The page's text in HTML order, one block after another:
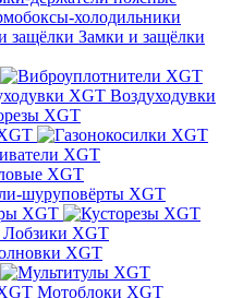
холодильники
Замки и защёлки
Воздуходувки
XGT
XGT
шуруповёрты XGT
XGT
Лобзики XGT
XGT
Мотоблоки XGT